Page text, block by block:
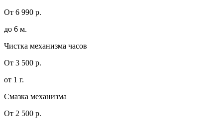
От 6 990 р.
до 6 м.
Чистка механизма часов
От 3 500 р.
от 1 г.
Смазка механизма
От 2 500 р.